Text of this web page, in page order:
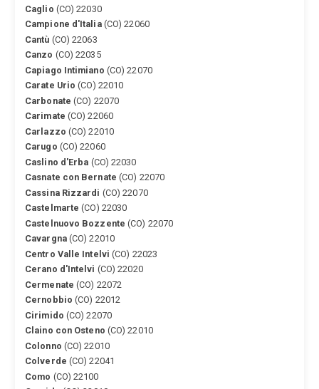
Caglio (CO) 22030
Campione d'Italia(CO) 22060
Cantù (CO) 22063
Canzo (CO) 22035
Capiago Intimiano (CO) 22070
Carate Urio (CO) 22010
Carbonate (CO) 22070
Carimate (CO) 22060
Carlazzo (CO) 22010
Carugo (CO) 22060
Caslino d'Erba (CO) 22030
Casnate con Bernate (CO) 22070
Cassina Rizzardi (CO) 22070
Castelmarte (CO) 22030
Castelnuovo Bozzente (CO) 22070
Cavargna(CO) 22010
Centro Valle Intelvi (CO) 22023
Cerano d'Intelvi (CO) 22020
Cermenate (CO) 22072
Cernobbio (CO) 22012
Cirimido (CO) 22070
Claino con Osteno (CO) 22010
Colonno (CO) 22010
Colverde (CO) 22041
Como (CO) 22100